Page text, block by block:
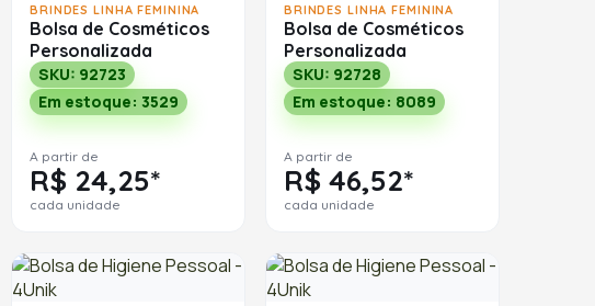
BRINDES LINHA FEMININA
Bolsa de Cosméticos
Personalizada
SKU: 92723
Em estoque: 3529
A partir de
R$ 24,25*
cada unidade
BRINDES LINHA FEMININA
Bolsa de Cosméticos
Personalizada
SKU: 92728
Em estoque: 8089
A partir de
R$ 46,52*
cada unidade